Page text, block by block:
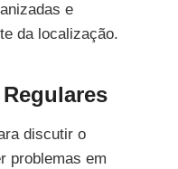
e
da localização.
discutir o
problemas em